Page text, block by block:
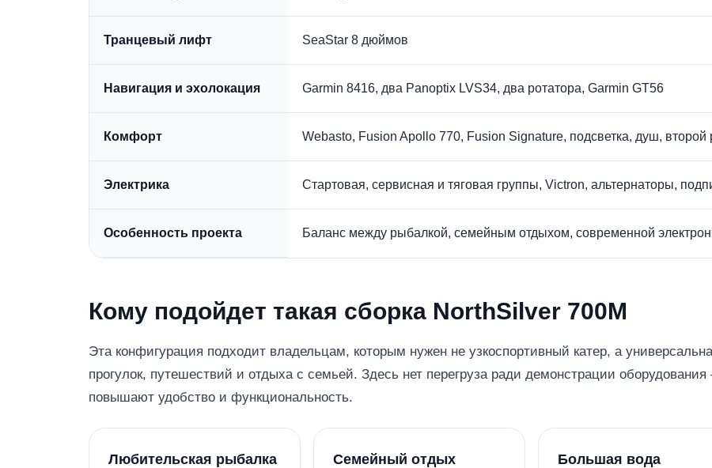
Транцевый лифт SeaStar 8 дюймов
Навигация и эхолокация Garmin 8416, два Panoptix LVS34, два ротатора, Garmin GT56
Комфорт Webasto, Fusion Apollo 770, Fusion Signature, подсветка, душ,
Электрика Стартовая, сервисная и тяговая группы, Victron, альтернаторы,
Особенность проекта Баланс между рыбалкой, семейным отдыхом, современной
Кому подойдет такая сборка NorthSilver 700M
Эта конфигурация подходит владельцам, которым нужен не узкоспортивный катер, а
прогулок, путешествий и отдыха с семьей. Здесь нет перегруза ради демонстрации
повышают удобство и функциональность.
Любительская рыбалка Семейный отдых Большая вода